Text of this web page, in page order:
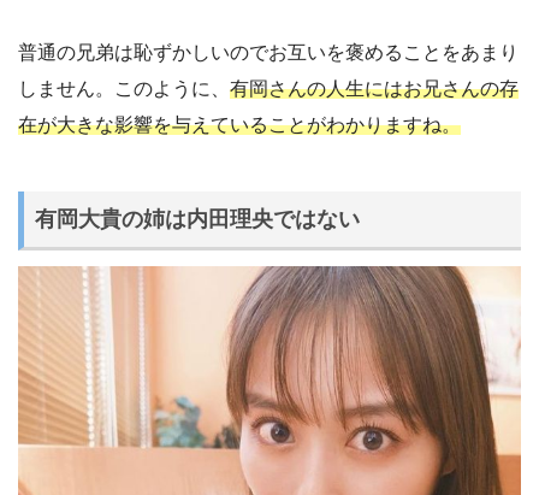
普通の兄弟は恥ずかしいのでお互いを褒めることをあまり
しません。このように、 有岡さんの人生にはお兄さんの存
在が大きな影響を与えていることがわかりますね。
有岡大貴の姉は内田理央ではない